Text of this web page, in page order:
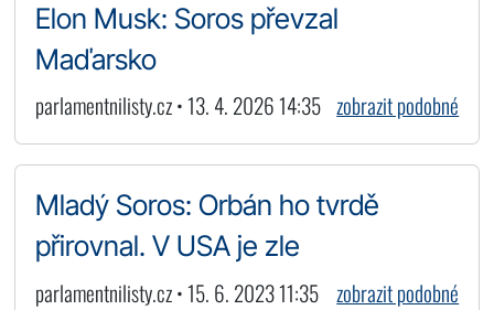
Elon Musk: Soros převzal
Maďarsko
parlamentnilisty.cz • 13. 4. 2026 14:35 zobrazit podobné
Mladý Soros: Orbán ho tvrdě
přirovnal. V USA je zle
parlamentnilisty.cz • 15. 6. 2023 11:35 zobrazit podobné